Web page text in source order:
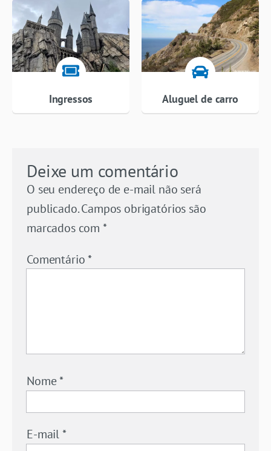
Ingressos Aluguel de carro
Deixe um comentário
O seu endereço de e-mail não será
publicado. Campos obrigatórios são
marcados com *
Comentário*
Nome*
E-mail*